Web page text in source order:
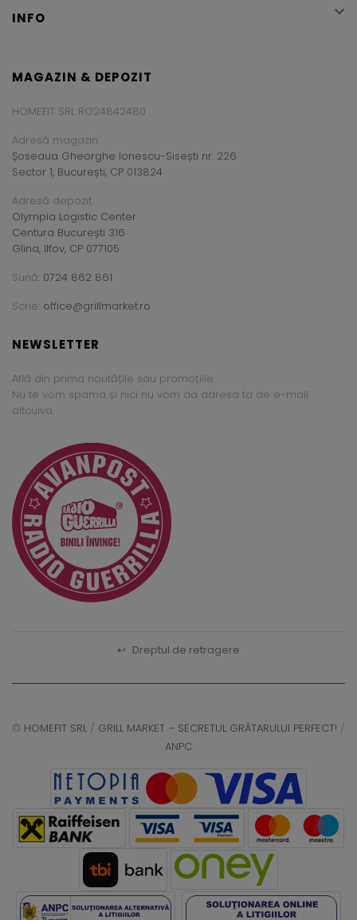
INFO 
MAGAZIN & DEPOZIT
HOMEFIT SRL RO24842480
Adresă magazin:
Șoseaua Gheorghe Ionescu-Sisești nr. 226
Sector 1, București, CP 013824
Adresă depozit:
Olympia Logistic Center
Centura București 316
Glina, Ilfov, CP 077105
Sună: 0724 862 861
Scrie: office@grillmarket.ro
NEWSLETTER
Află din prima noutățile sau promoțiile.
Nu te vom spama și nici nu vom da adresa ta de e-mail
altcuiva.
↩ Dreptul de retragere
© HOMEFIT SRL / GRILL MARKET – SECRETUL GRĂTARULUI PERFECT! /
ANPC